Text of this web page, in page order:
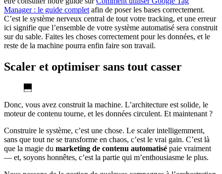
Manager : le guide complet afin de poser les bases correctement.
C’est le système nerveux central de tout votre tracking, et une erreur
ici signifie que l’ensemble de votre système automatisé sera construit
sur du sable. Faites les choses correctement pour les données, et le
reste de la machine pourra enfin faire son travail.
Scaler et optimiser sans tout casser
Donc, vous avez construit la machine. L’architecture est solide, le
moteur de contenu tourne, et les données circulent. Et maintenant ?
Construire le système, c’est une chose. Le scaler intelligemment,
sans que tout ne se transforme en chaos, c’est le vrai gain. C’est là
que la magie du marketing de contenu automatisé paie vraiment
— et, soyons honnêtes, c’est la partie qui m’enthousiasme le plus.